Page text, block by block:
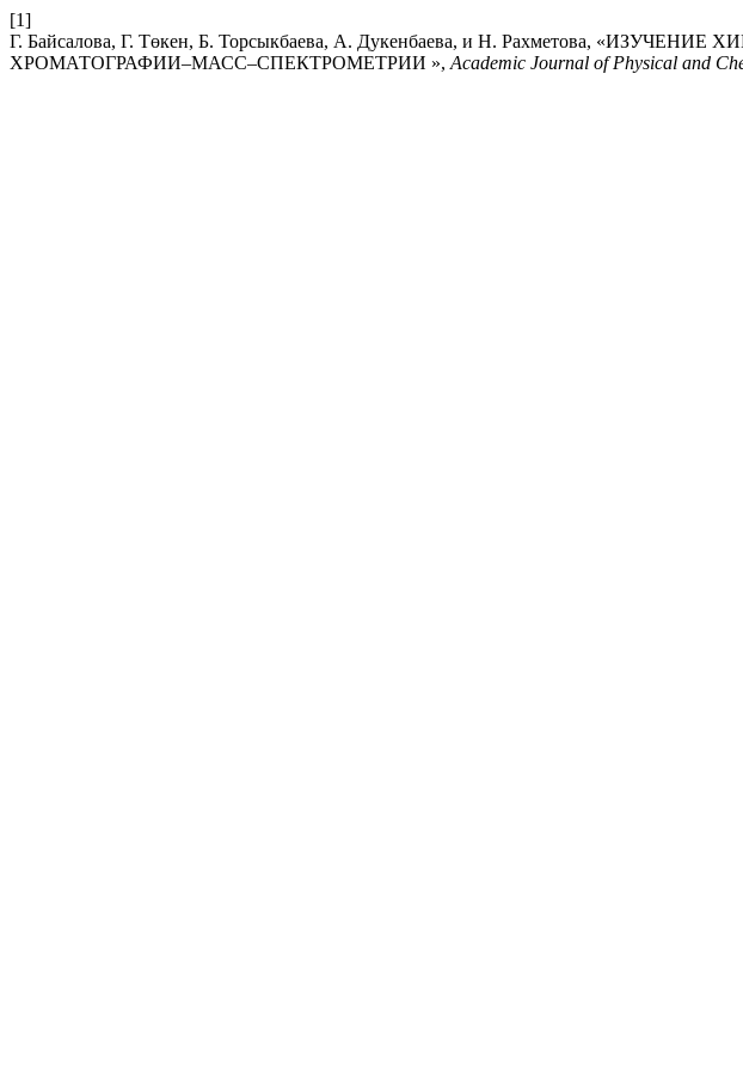
[1]
Г. Байсалова, Г. Төкен, Б. Торсыкбаева, А. Дукенбаева, и Н. Рахметова,
ХРОМАТОГРАФИИ–МАСС–СПЕКТРОМЕТРИИ », Academic Journal of Physical and